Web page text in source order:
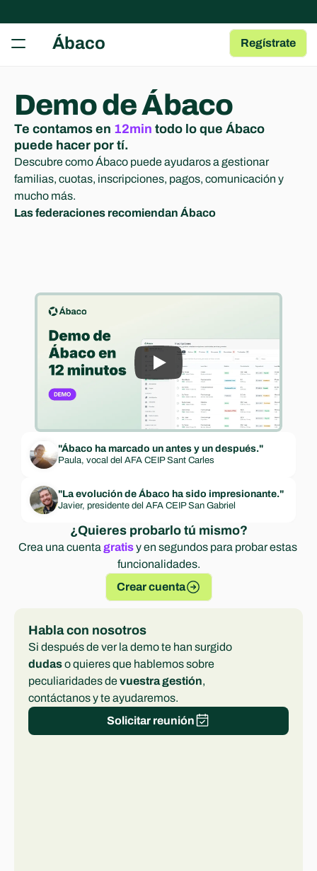
Ábaco Herramientas gratuitas
Guía para AMPAs
Aprende a gestionar una AMPA
Centro de Ayuda
Blog
Contenido de interés para AMPAs
Regístrate
Demo de Ábaco
Te contamos en 12min todo lo que Ábaco
puede hacer por tí.
Descubre como Ábaco puede ayudaros a gestionar
familias, cuotas, inscripciones, pagos, comunicación y
mucho más.
Las federaciones recomiendan Ábaco
"Ábaco ha marcado un antes y un después."
Paula, vocal del AFA CEIP Sant Carles
"La evolución de Ábaco ha sido impresionante."
Javier, presidente del AFA CEIP San Gabriel
¿Quieres probarlo tú mismo?
Crea una cuenta gratis y en segundos para probar estas
funcionalidades.
Crear cuenta
Habla con nosotros
dudas o quieres que hablemos sobre
peculiaridades de vuestra gestión,
contáctanos y te ayudaremos.
Solicitar reunión